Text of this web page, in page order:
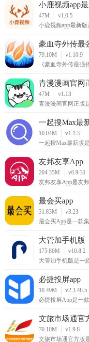
整计划。
5. 同步数据：确保在多
据同步。
朝暮计划手机版点评
朝暮计划手机版以其简
的可定制性，成为众多
是职场人士、学生还是
升个人效率，实现目标
小鹿视频app
47M
v1.0.5
小鹿视频app最新
豪血寺外传最
79.10M
v1.10.9
《豪血寺外传最强
青漫漫画官网
47M
v1.13
青漫漫画官网正版
一起搜Max最
10.04M
v1.1.3
一起搜Max最新版
友邦友享App
204.35M
v6.9.31
友邦友享App是友
最会买app
31.83M
v3.23
最会买App是一款
大管加手机版
175.80M
v10.8.2
大管加手机版是一
必捷投屏app
10.49M
v2.3.48.5
必捷投屏App是一
文旅市场通官
70.10M
v1.9.8
文旅市场通官方版